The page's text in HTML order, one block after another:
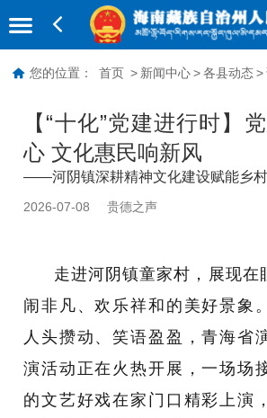
您的位置： 首页 > 新闻中心 > 各县动态 >
【“十化”党建进行时】
心 文化惠民响新风
——河阴镇深耕精神文化建设赋能乡
2026-07-08 贵德之声
走进河阴镇童家村，展现在
闹非凡、欢乐祥和的美好景象
人头攒动、笑语盈盈，青海省
演活动正在火热开展，一场场
的文艺好戏在家门口精彩上演